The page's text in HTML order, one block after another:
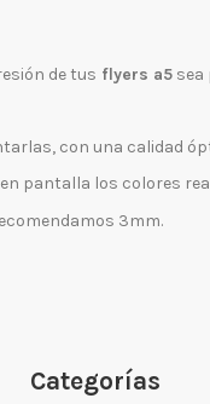
de tus flyers a5 sea
con una calidad
pantalla los colores
3mm.
Categorías